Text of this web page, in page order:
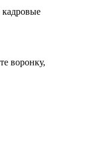
кадровые
воронку,